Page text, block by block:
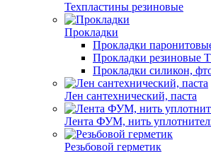
Техпластины резиновые
Прокладки
Прокладки
Прокладки
Прокладки силикон,
Лен сантехнический, паста
Лента ФУМ, нить
Резьбовой герметик